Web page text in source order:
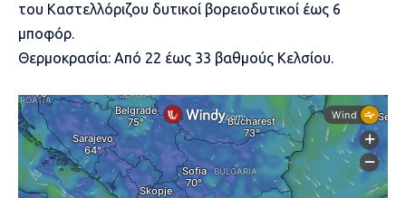
του Καστελλόριζου δυτικοί βορειοδυτικοί έως 6
μποφόρ.
Θερμοκρασία: Από 22 έως 33 βαθμούς Κελσίου.